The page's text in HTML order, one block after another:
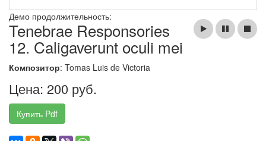
Демо продолжительность:
Tenebrae Responsories
12. Caligaverunt oculi mei
Композитор: Tomas Luis de Victoria
Цена: 200 руб.
Купить Pdf